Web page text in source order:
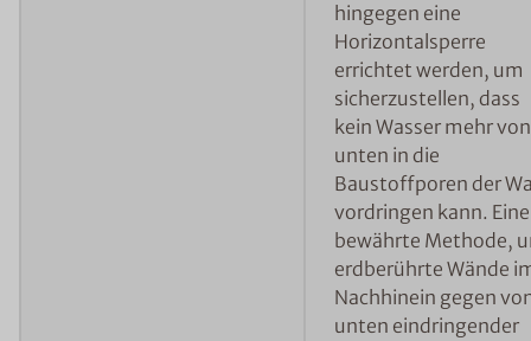
hingegen eine
Horizontalsperre
errichtet werden, um
sicherzustellen, dass
kein Wasser mehr von
unten in die
Baustoffporen der
vordringen kann. Eine
bewährte Methode,
erdberührte Wände
Nachhinein gegen
unten eindringender